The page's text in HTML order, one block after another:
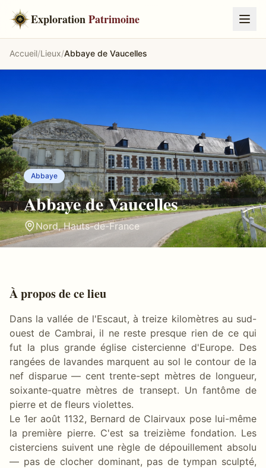
ExplorationPatrimoine
Accueil/Lieux/Abbaye de Vaucelles
Abbaye
Abbaye de Vaucelles
Nord,Hauts-de-France
À propos de ce lieu
Dans la vallée de l'Escaut, à treize kilomètres au sud-
ouest de Cambrai, il ne reste presque rien de ce qui
fut la plus grande église cistercienne d'Europe. Des
rangées de lavandes marquent au sol le contour de la
nef disparue — cent trente-sept mètres de longueur,
soixante-quatre mètres de transept. Un fantôme de
pierre et de fleurs violettes.
Le 1er août 1132, Bernard de Clairvaux pose lui-même
la première pierre. C'est sa treizième fondation. Les
cisterciens suivent une règle de dépouillement absolu
— pas de clocher dominant, pas de tympan sculpté,